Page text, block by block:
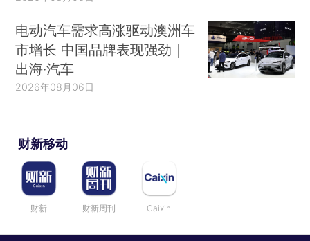
电动汽车需求高涨驱动澳洲车
市增长 中国品牌表现强劲｜
出海·汽车
2026年08月06日
财新移动
财新 财新周刊 Caixin